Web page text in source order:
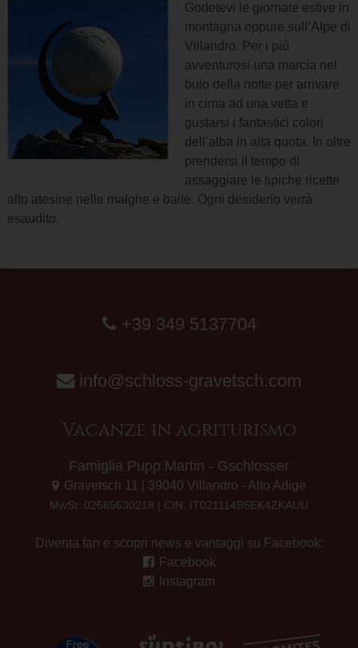
Godetevi le giornate estive in
montagna oppure sull’Alpe di
Villandro. Per i più
avventurosi una marcia nel
buio della notte per arrivare
in cima ad una vetta e
gustarsi i fantastici colori
dell’alba in alta quota. In oltre
prendersi il tempo di
assaggiare le tipiche ricette
alto atesine nelle malghe e baite. Ogni desiderio verrà
esaudito.
+39 349 5137704
info@schloss-gravetsch.com
Vacanze in agriturismo
Famiglia Pupp Martin - Gschlosser
Gravetsch 11 | 39040 Villandro - Alto Adige
MwSt: 02685630218 | CIN: IT021114B5EK4ZKAUU
Diventa fan e scopri news e vantaggi su Facebook:
Facebook
Instagram